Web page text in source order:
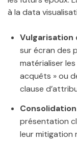
à la data
sur écran des
matérialiser
acquêts » ou
clause
présentation
leur mitigation